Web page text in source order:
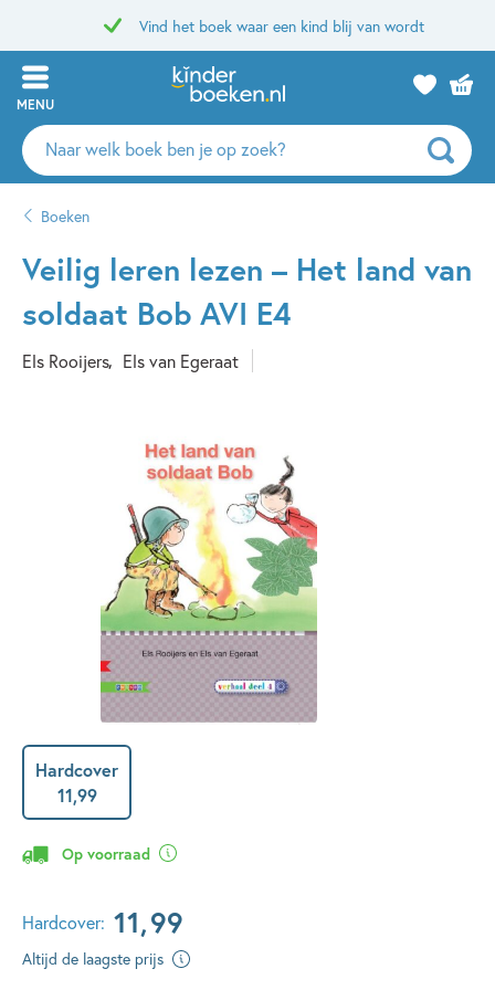
Vind het boek waar een kind blij van wordt
MENU
Zoeken
naar
auteurs
uitgevers
Boeken
Veilig leren lezen – Het land van
soldaat Bob AVI E4
Els Rooijers Els van Egeraat
Hardcover
11,99
Op voorraad
Hardcover: 11,99
Altijd de laagste prijs